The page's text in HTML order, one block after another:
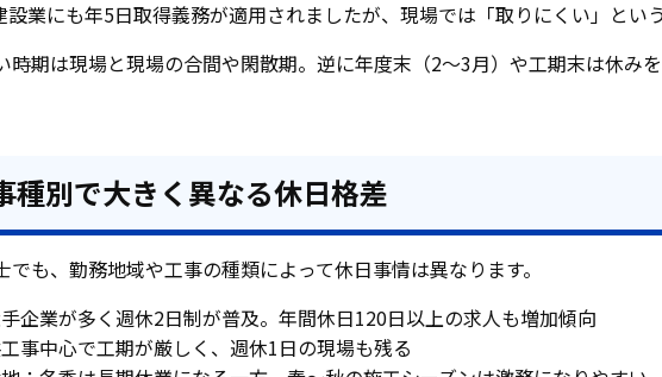
設業にも年5日取得義務が適用されましたが、現場では「取りにくい」とい
時期は現場と現場の合間や閑散期。逆に年度末（2〜3月）や工期末は休み
種別で大きく異なる休日格差
でも、勤務地域や工事の種類によって休日事情は異なります。
企業が多く週休2日制が普及。年間休日120日以上の求人も増加傾向
事中心で工期が厳しく、週休1日の現場も残る